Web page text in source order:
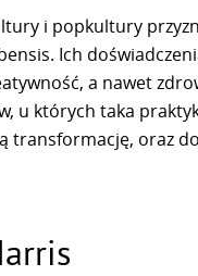
i popkultury
Ich
a nawet
u których taka
transformację, oraz